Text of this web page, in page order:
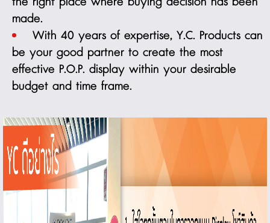
made.
With 40 years of expertise, Y.C. Products can
be your good partner to create the most
effective P.O.P. displaywithin your desirable
budget and time frame.